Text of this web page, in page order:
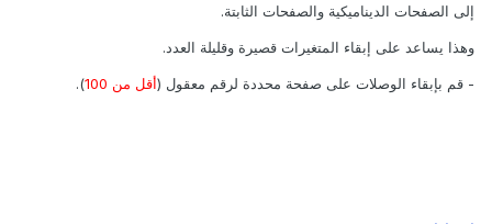
إلى الصفحات الديناميكية والصفحات الثابتة.
وهذا يساعد على إبقاء المتغيرات قصيرة وقليلة العدد.
- قم بإبقاء الوصلات على صفحة محددة لرقم معقول ( أقل من 100 ).